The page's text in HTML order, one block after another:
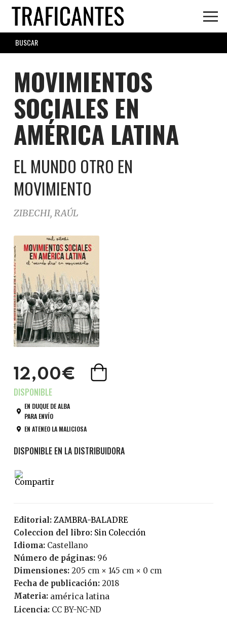
Skip
main
content
SEARCH
FORM
MOVIMIENTOS
SOCIALES EN
AMÉRICA LATINA
EL MUNDO OTRO EN
MOVIMIENTO
ZIBECHI, RAÚL
12,00€
EN DUQUE DE ALBA
PARA ENVÍO
EN ATENEO LA MALICIOSA
Editorial:
ZAMBRA-BALADRE
Coleccion del libro:
Sin Colección
Idioma:
Castellano
Número de páginas:
96
Dimensiones: 205 cm × 145 cm × 0 cm
Fecha de publicación:
2018
Materia: américa latina
Licencia:
CC BY-NC-ND